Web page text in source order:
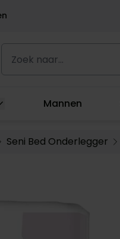
Zoek naar...
Mannen
Seni Bed Onderlegger